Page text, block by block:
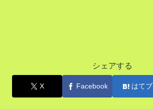
シェアする
X Facebook はてブ